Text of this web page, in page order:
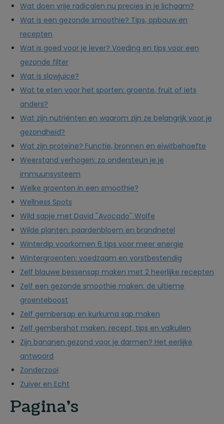
Wat doen vrije radicalen nu precies in je lichaam?
Wat is een gezonde smoothie? Tips, opbouw en
recepten
Wat is goed voor je lever? Voeding en tips voor een
gezonde filter
Wat is slowjuice?
Wat te eten voor het sporten: groente, fruit of iets
anders?
Wat zijn nutriënten en waarom zijn ze belangrijk voor je
gezondheid?
Wat zijn proteïne? Functie, bronnen en eiwitbehoefte
Weerstand verhogen: zo ondersteun je je
immuunsysteem
Welke groenten in een smoothie?
Wellness Spots
Wild sapje met David ''Avocado'' Wolfe
Wilde planten: paardenbloem en brandnetel
Winterdip voorkomen 6 tips voor meer energie
Wintergroenten: voedzaam en vorstbestendig
Zelf blauwe bessensap maken met 2 heerlijke recepten
Zelf een gezonde smoothie maken: de ultieme
groenteboost
Zelf gembersap en kurkuma sap maken
Zelf gembershot maken: recept, tips en valkuilen
Zijn bananen gezond voor je darmen? Het eerlijke
antwoord
Zonderzooi
Zuiver en Echt
Pagina's